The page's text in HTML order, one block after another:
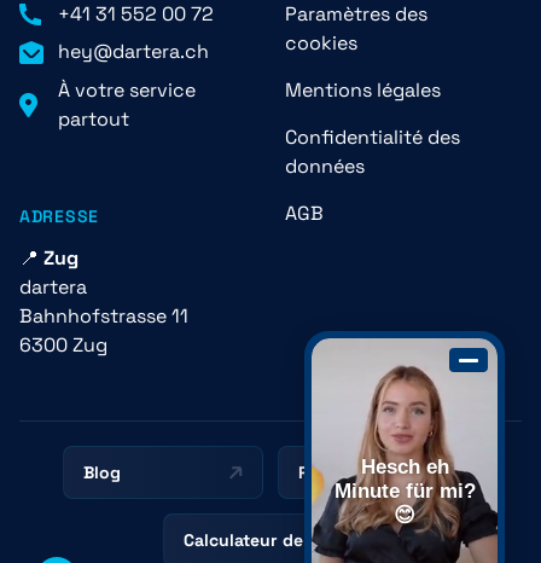
+41 31 552 00 72
hey@dartera.ch
À votre service
partout
Paramètres des
cookies
Mentions légales
Confidentialité des
données
AGB
ADRESSE
📍 Zug
dartera
Bahnhofstrasse 11
6300 Zug
Blog Ressources
Calculateur de prix
Hesch eh
Minute für mi?
😊